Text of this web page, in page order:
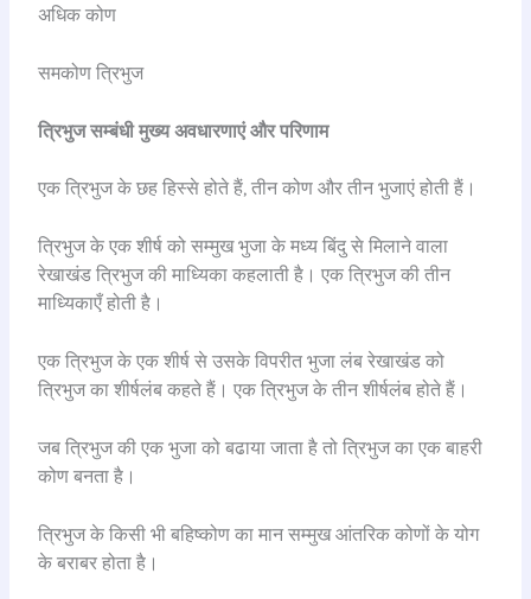
अधिक कोण
समकोण त्रिभुज
त्रिभुज सम्बंधी मुख्य अवधारणाएं और परिणाम
एक त्रिभुज के छह हिस्से होते हैं, तीन कोण और तीन भुजाएं होती हैं।
त्रिभुज के एक शीर्ष को सम्मुख भुजा के मध्य बिंदु से मिलाने वाला
रेखाखंड त्रिभुज की माध्यिका कहलाती है। एक त्रिभुज की तीन
माध्यिकाएँ होती है।
एक त्रिभुज के एक शीर्ष से उसके विपरीत भुजा लंब रेखाखंड को
त्रिभुज का शीर्षलंब कहते हैं। एक त्रिभुज के तीन शीर्षलंब होते हैं।
जब त्रिभुज की एक भुजा को बढाया जाता है तो त्रिभुज का एक बाहरी
कोण बनता है।
त्रिभुज के किसी भी बहिष्कोण का मान सम्मुख आंतरिक कोणों के योग
के बराबर होता है।